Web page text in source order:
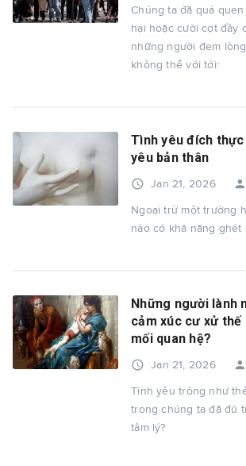
Chúng ta đã quá
hại hoặc cười cợt đầy
những người đem
không thể với tới:
Tình yêu đích
yêu bản thân
access_time Jan 21, 2026 person
Ngoại trừ một trường
nào có khả năng ghét
Những người lành
cảm xúc cư xử
mối quan hệ?
access_time Jan 21, 2026 person
Tình yêu trông như
trong chúng ta đã đủ
tâm lý?